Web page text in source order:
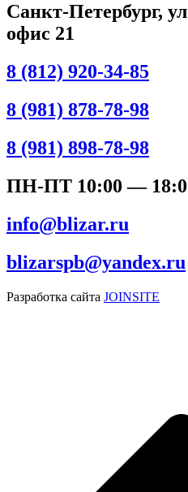
Санкт-Петербург,
офис 21
8 (812) 920-34-85
8 (981) 878-78-98
8 (981) 898-78-98
ПН-ПТ 10:00 —
info@blizar.ru
blizarspb@yandex.ru
Разработка сайта JOINSITE